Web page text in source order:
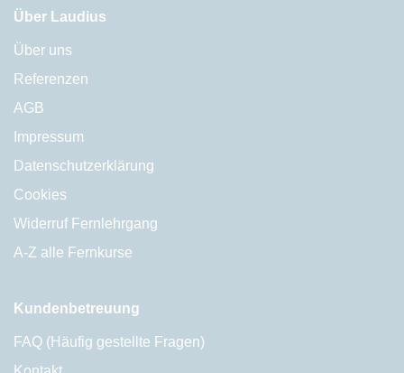
Über Laudius
Über uns
Referenzen
AGB
Impressum
Datenschutzerklärung
Cookies
Widerruf Fernlehrgang
A-Z alle Fernkurse
Kundenbetreuung
FAQ (Häufig gestellte Fragen)